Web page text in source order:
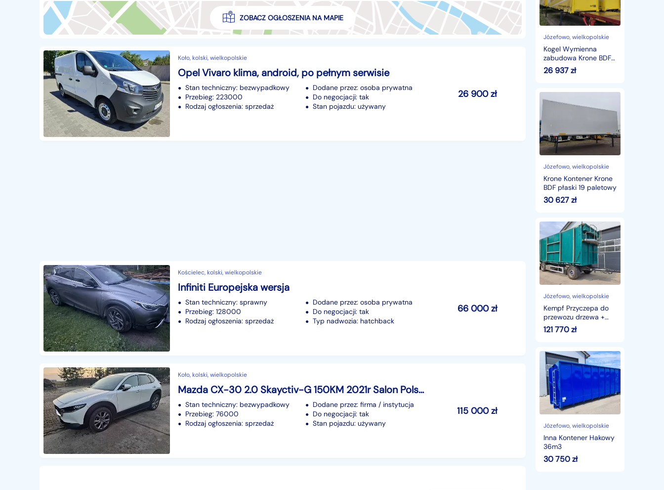
Przyczepy i naczepy 427
Części samochodowe 14649
Pojazdy specjalistyczne 170
Sprzęt wodny 60
Pozostałe 1066
ZOBACZ OGŁOSZENIA NA MAPIE
Koło, kolski, wielkopolskie
Opel Vivaro klima, android, po pełnym serwisie
Stan techniczny: bezwypadkowy
Przebieg: 223000
Rodzaj ogłoszenia: sprzedaż
Dodane przez: osoba prywatna
Do negocjacji: tak
Stan pojazdu: używany
26 900zł
Kościelec, kolski, wielkopolskie
Infiniti Europejska wersja
Stan techniczny: sprawny
Przebieg: 128000
Rodzaj ogłoszenia: sprzedaż
Dodane przez: osoba prywatna
Do negocjacji: tak
Typ nadwozia: hatchback
66 000zł
Koło, kolski, wielkopolskie
Mazda CX-30 2.0 Skayctiv-G 150KM 2021r Salon Polska Pierwszy właściciel
Stan techniczny: bezwypadkowy
Przebieg: 76000
Rodzaj ogłoszenia: sprzedaż
Dodane przez: firma / instytucja
Do negocjacji: tak
Stan pojazdu: używany
115 000zł
BDF
Kogel
Józefowo, wielkopolskie
Kogel Wymienna
zabudowa Krone BDF
Kogel
26 937zł
Krone
Kontener
Krone
BDF
płaski
19
paletowy
Józefowo, wielkopolskie
Krone Kontener Krone
BDF płaski 19 paletowy
30 627zł
Kempf
Przyczepa
do
przewozu
drzewa
+
wywrot
do
zrębek
Józefowo, wielkopolskie
Kempf Przyczepa do
przewozu drzewa +
wywrot do zrębek
121 770zł
Inna
Kontener
Hakowy
36m3
Józefowo, wielkopolskie
Inna Kontener Hakowy
36m3
30 750zł